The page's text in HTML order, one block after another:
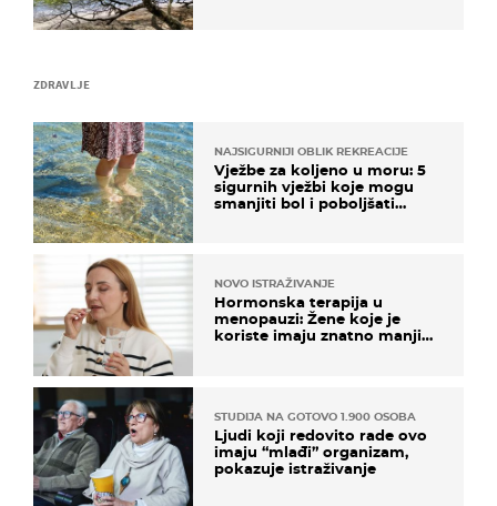
ZDRAVLJE
NAJSIGURNIJI OBLIK REKREACIJE
Vježbe za koljeno u moru: 5
sigurnih vježbi koje mogu
smanjiti bol i poboljšati
NOVO ISTRAŽIVANJE
Hormonska terapija u
menopauzi: Žene koje je
koriste imaju znatno manji
STUDIJA NA GOTOVO 1.900 OSOBA
Ljudi koji redovito rade ovo
imaju “mlađi” organizam,
pokazuje istraživanje